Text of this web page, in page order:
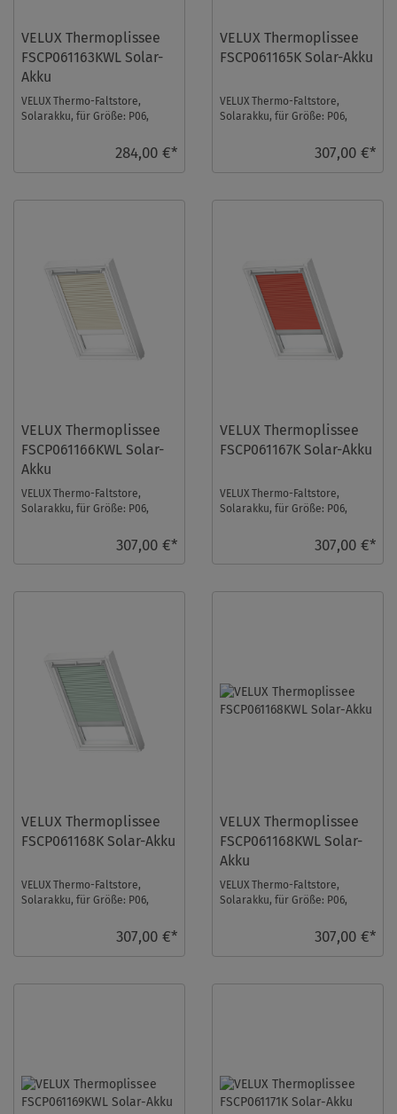
VELUX Thermoplissee
FSCP061163KWL Solar-
Akku
VELUX Thermo-Faltstore,
Solarakku, für Größe: P06,
Schiene, io-homecontr ...284,00 €*
VELUX Thermoplissee
FSCP061165K Solar-Akku
VELUX Thermo-Faltstore,
Solarakku, für Größe: P06,
homecontrol kom ...307,00 €*
VELUX Thermoplissee
FSCP061166KWL Solar-
Akku
VELUX Thermo-Faltstore,
Solarakku, für Größe: P06,
Schiene, io-homecontr ...307,00 €*
VELUX Thermoplissee
FSCP061167K Solar-Akku
VELUX Thermo-Faltstore,
Solarakku, für Größe: P06,
307,00 €*
VELUX Thermoplissee
FSCP061168K Solar-Akku
VELUX Thermo-Faltstore,
Solarakku, für Größe: P06,
307,00 €*
VELUX Thermoplissee
FSCP061168KWL Solar-
Akku
VELUX Thermo-Faltstore,
Solarakku, für Größe: P06,
Schiene, io-homecont ...307,00 €*